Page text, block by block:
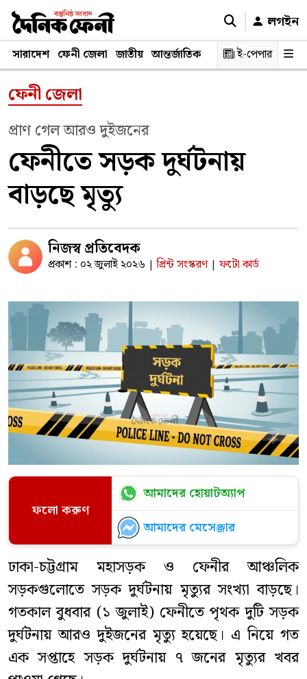
লগইন
সারাদেশ ফেনী জেলা জাতীয় আন্তর্জাতিক রাজনীতি স্বাস্থ্য শিক্ষা
ই-পেপার
ফেনী জেলা
প্রাণ গেল আরও দুইজনের
ফেনীতে সড়ক দুর্ঘটনায়
বাড়ছে মৃত্যু
নিজস্ব প্রতিবেদক
প্রকাশ : ০২ জুলাই ২০২৬ | প্রিন্ট সংস্করণ | ফটো কার্ড
ফলো করুণ
আমাদের হোয়াটঅ্যাপ
আমাদের মেসেঞ্জার
ঢাকা-চট্টগ্রাম মহাসড়ক ও ফেনীর আঞ্চলিক
সড়কগুলোতে সড়ক দুর্ঘটনায় মৃত্যুর সংখ্যা বাড়ছে।
গতকাল বুধবার (১ জুলাই) ফেনীতে পৃথক দুটি সড়ক
দুর্ঘটনায় আরও দুইজনের মৃত্যু হয়েছে। এ নিয়ে গত
এক সপ্তাহে সড়ক দুর্ঘটনায় ৭ জনের মৃত্যুর খবর